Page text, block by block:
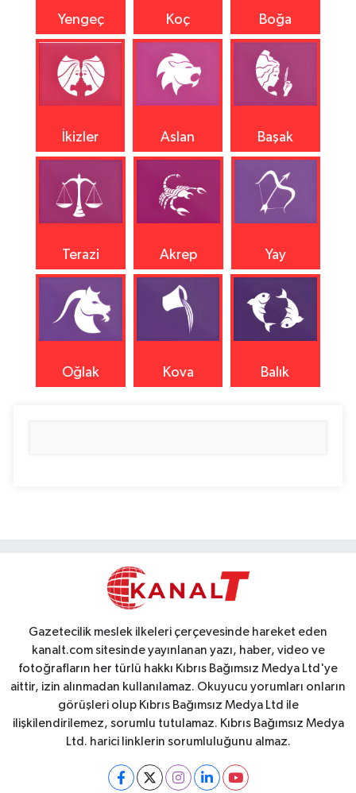
Yengeç Koç Boğa
İkizler Aslan Başak
Terazi Akrep Yay
Oğlak Kova Balık
Gazetecilik meslek ilkeleri çerçevesinde hareket eden
kanalt.com sitesinde yayınlanan yazı, haber, video ve
fotoğrafların her türlü hakkı Kıbrıs Bağımsız Medya Ltd'ye
aittir, izin alınmadan kullanılamaz. Okuyucu yorumları onların
görüşleri olup Kıbrıs Bağımsız Medya Ltd ile
ilişkilendirilemez, sorumlu tutulamaz. Kıbrıs Bağımsız Medya
Ltd. harici linklerin sorumluluğunu almaz.